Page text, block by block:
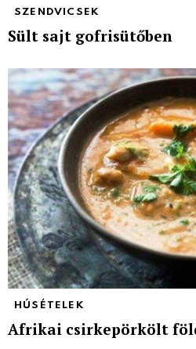
SZENDVICSEK
Sült sajt gofrisütőben
HÚSÉTELEK
Afrikai csirkepörkölt